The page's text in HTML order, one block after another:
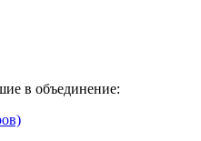
в объединение: